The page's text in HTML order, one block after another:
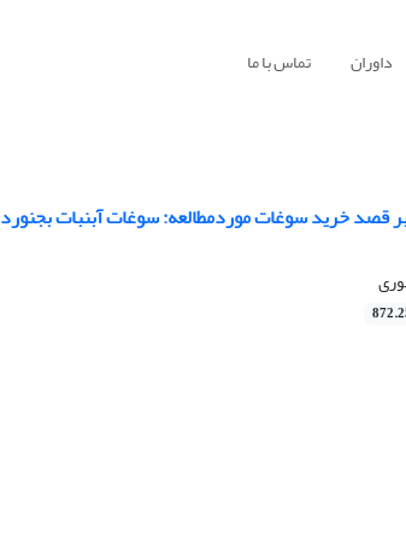
داوران تماس با ما
قصد خرید سوغات موردمطالعه: سوغات آبنبات بجنورد